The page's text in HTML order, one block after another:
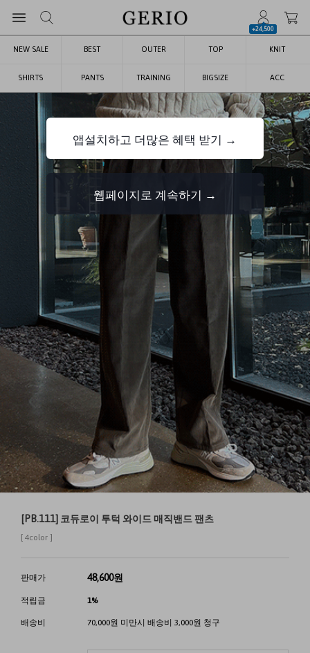
+24,500
NEW SALE BEST OUTER TOP KNIT
SHIRTS PANTS TRAINING BIGSIZE ACC
[PB.111] 코듀로이 투턱 와이드 매직밴드 팬츠
[ 4color ]
판매가 48,600원
적립금 1%
배송비 70,000원 미만시 배송비 3,000원 청구
앱설치하고 더많은 혜택 받기 →
웹페이지로 계속하기 →